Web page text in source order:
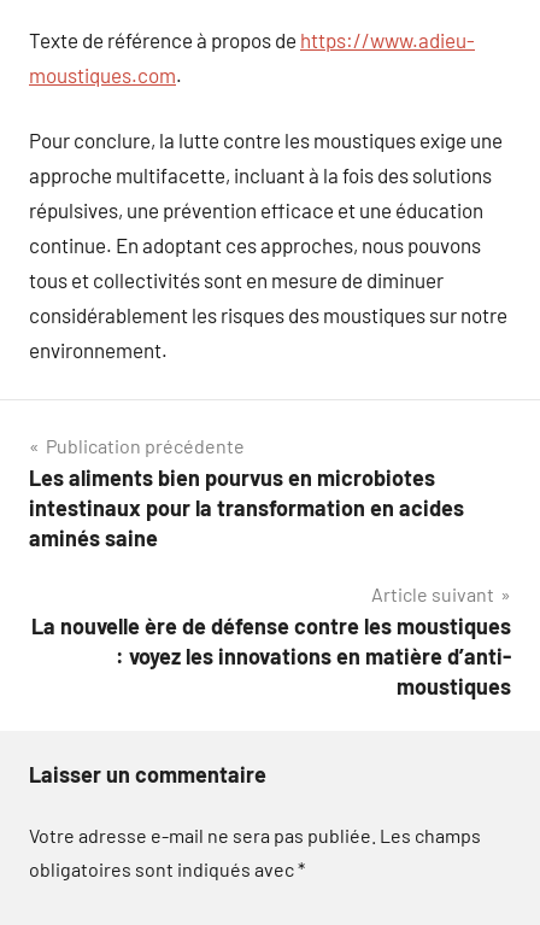
Texte de référence à propos de https://www.adieu-
moustiques.com.
Pour conclure, la lutte contre les moustiques exige une
approche multifacette, incluant à la fois des solutions
répulsives, une prévention efficace et une éducation
continue. En adoptant ces approches, nous pouvons
tous et collectivités sont en mesure de diminuer
considérablement les risques des moustiques sur notre
environnement.
Navigation
de
l’article
Publication précédente
Les aliments bien pourvus en microbiotes
intestinaux pour la transformation en acides
aminés saine
Article suivant
La nouvelle ère de défense contre les moustiques
: voyez les innovations en matière d’anti-
moustiques
Laisser un commentaire
Votre adresse e-mail ne sera pas publiée. Les champs
obligatoires sont indiqués avec*